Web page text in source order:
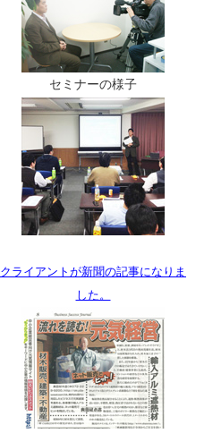
セミナーの様子
クライアントが新聞の記事になりま
した。